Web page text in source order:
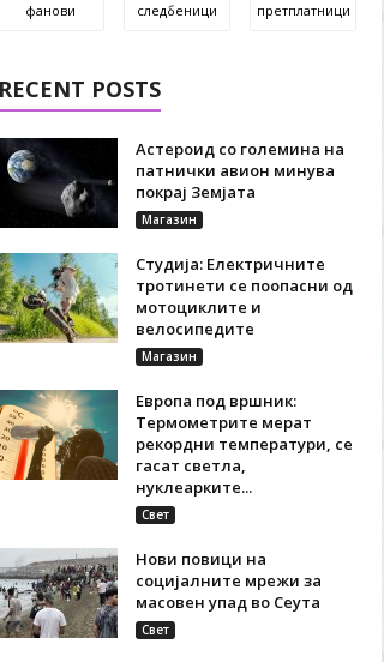
фанови следбеници претплатници
RECENT POSTS
Астероид со големина на
патнички авион минува
покрај Земјата
Магазин
Студија: Електричните
тротинети се поопасни од
мотоциклите и
велосипедите
Магазин
Европа под вршник:
Термометрите мерат
рекордни температури, се
гасат светла,
нуклеарките...
Свет
Нови повици на
социјалните мрежи за
масовен упад во Сеута
Свет